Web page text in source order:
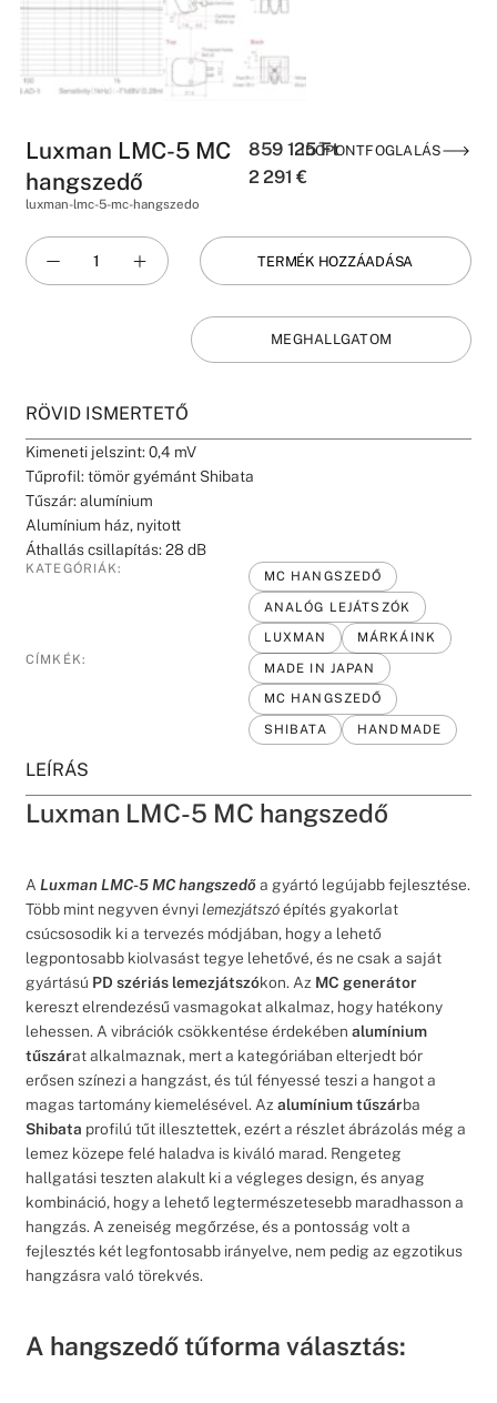
IDŐPONTFOGLALÁS
Luxman LMC-5 MC
hangszedő
luxman-lmc-5-mc-hangszedo
859 125Ft
2 291€
TERMÉK HOZZÁADÁSA
MEGHALLGATOM
RÖVID ISMERTETŐ
Kimeneti jelszint: 0,4 mV
Tűprofil: tömör gyémánt Shibata
Tűszár: alumínium
Alumínium ház, nyitott
Áthallás csillapítás: 28 dB
KATEGÓRIÁK:
MC HANGSZEDŐ
ANALÓG LEJÁTSZÓK
LUXMAN
MÁRKÁINK
CÍMKÉK:
MADE IN JAPAN
MC HANGSZEDŐ
SHIBATA
HANDMADE
LEÍRÁS
Luxman LMC-5 MC hangszedő
A Luxman LMC-5 MC hangszedőa gyártó legújabb fejlesztése.
Több mint negyven évnyilemezjátszóépítés gyakorlat
csúcsosodik ki a tervezés módjában, hogy a lehető
legpontosabb kiolvasást tegye lehetővé, és ne csak a saját
gyártású PD szériás lemezjátszókon. Az MC generátor
kereszt elrendezésű vasmagokat alkalmaz, hogy hatékony
lehessen. A vibrációk csökkentése érdekében alumínium
tűszárat alkalmaznak, mert a kategóriában elterjedt bór
erősen színezi a hangzást, és túl fényessé teszi a hangot a
magas tartomány kiemelésével. Az alumínium tűszárba
Shibata profilú tűt illesztettek, ezért a részlet ábrázolás még a
lemez közepe felé haladva is kiváló marad. Rengeteg
hallgatási teszten alakult ki a végleges design, és anyag
kombináció, hogy a lehető legtermészetesebb maradhasson a
hangzás. A zeneiség megőrzése, és a pontosság volt a
fejlesztés két legfontosabb irányelve, nem pedig az egzotikus
hangzásra való törekvés.
A hangszedő tűforma választás: